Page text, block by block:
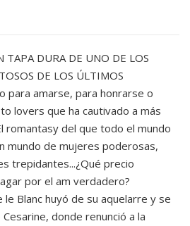
TAPA DURA DE UNO DE LOS
DE LOS ÚLTIMOS
para amarse, para honrarse o
lovers que ha cautivado a más
romantasy del que todo el mundo
mundo de mujeres poderosas,
trepidantes...¿Qué precio
por el am verdadero?
le Blanc huyó de su aquelarre y se
donde renunció a la